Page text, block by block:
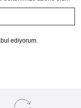
ediyorum.